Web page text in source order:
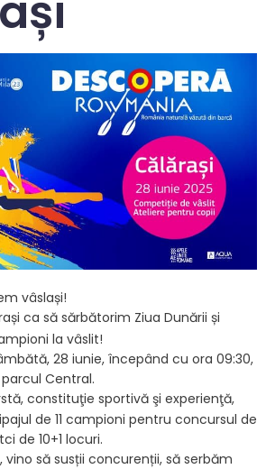
vâslași!
ca să sărbătorim Ziua Dunării și
la vâslit!
28 iunie, începând cu ora 09:30,
Central.
constituţie sportivă şi experienţă,
de 11 campioni pentru concursul de
de 10+1 locuri.
vino să susții concurenții, să serbăm